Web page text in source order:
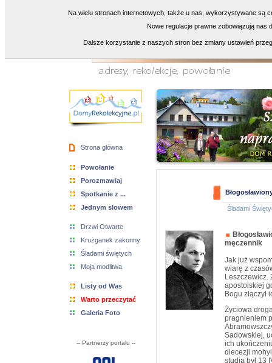
Strona główna
Powołanie
Porozmawiaj
Spotkanie z ...
Jednym słowem
Drzwi Otwarte
Krużganek zakonny
Śladami świętych
Moja modlitwa
Listy od Was
Warto przeczytać
Galeria Foto
-- Partnerzy portalu --
Śladami
męczennik
Jak już
wiarę z
Leszczewicz.
apostolskiej
Bogu
Życiowa
pragnieniem
Sadowskiej,
ich
diecezji
studia był 13
Na wielu stronach internetowych, także u nas, wykorzystywane są
Nowe regulacje prawne zobowiązują nas
Dalsze korzystanie z naszych stron bez zmiany ustawień